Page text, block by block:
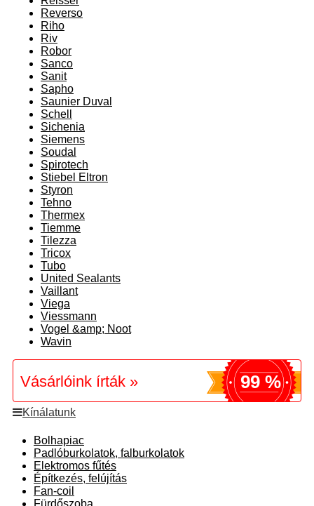
Reverso
Riho
Riv
Robor
Sanco
Sanit
Sapho
Saunier Duval
Schell
Sichenia
Siemens
Soudal
Spirotech
Stiebel Eltron
Styron
Tehno
Thermex
Tiemme
Tilezza
Tricox
Tubo
United Sealants
Vaillant
Viega
Viessmann
Vogel &amp; Noot
Wavin
Vásárlóink írták » 99 %
Kínálatunk
Bolhapiac
Padlóburkolatok, falburkolatok
Elektromos fűtés
Építkezés, felújítás
Fan-coil
Fürdőszoba